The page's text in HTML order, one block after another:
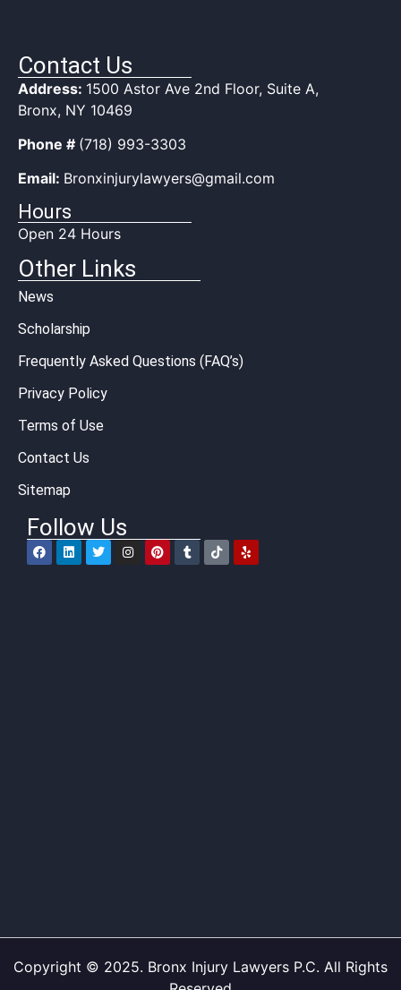
Contact Us
Address: 1500 Astor Ave 2nd Floor, Suite A,
Bronx, NY 10469
Phone # (718) 993-3303
Email: Bronxinjurylawyers@gmail.com
Hours
Open 24 Hours
Other Links
News
Scholarship
Frequently Asked Questions (FAQ’s)
Privacy Policy
Terms of Use
Contact Us
Sitemap
Follow Us
Copyright © 2025. Bronx Injury Lawyers P.C. All Rights